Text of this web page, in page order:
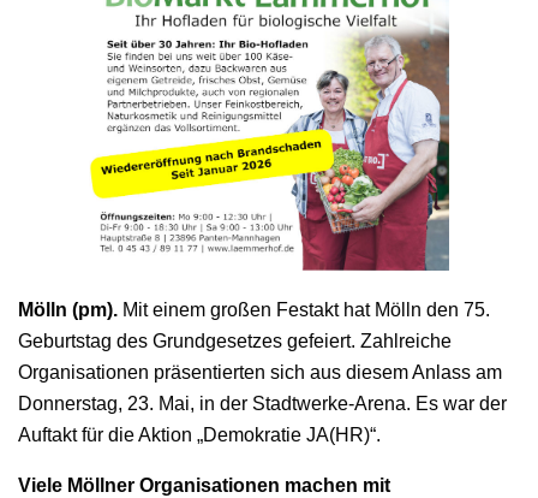
Mölln (pm). Mit einem großen Festakt hat Mölln den 75.
Geburtstag des Grundgesetzes gefeiert. Zahlreiche
Organisationen präsentierten sich aus diesem Anlass am
Donnerstag, 23. Mai, in der Stadtwerke-Arena. Es war der
Auftakt für die Aktion „Demokratie JA(HR)“.
Viele Möllner Organisationen machen mit